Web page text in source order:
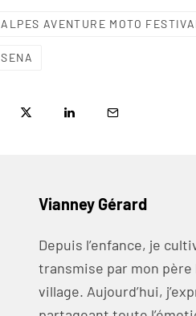
ALPES AVENTURE MOTO
SENA
Vianney Gérard
Depuis l’enfance, je
transmise par mon
village. Aujourd’hui,